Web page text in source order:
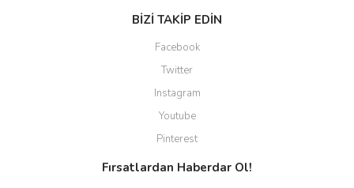
BİZİ TAKİP EDİN
Facebook
Twitter
Instagram
Youtube
Pinterest
Fırsatlardan Haberdar Ol!